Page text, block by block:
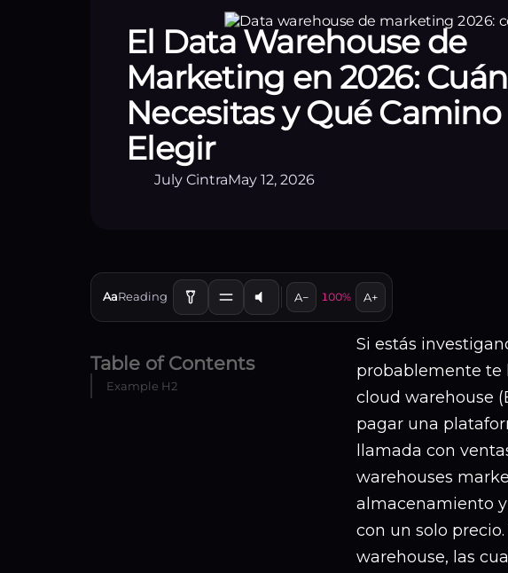
El Data Warehouse de
Marketing en 2026:
Necesitas y Qué Camino
Elegir
July CintraMay 12, 2026
AaReading A− 100% A+
Table of Contents
Example H2
Si estás
probablemente te
cloud warehouse
pagar una
llamada con
warehouses
almacenamiento
con un solo
warehouse, las